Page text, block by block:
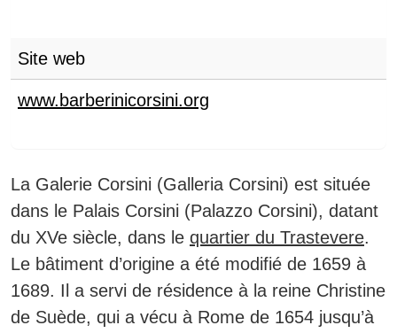
Site web
www.barberinicorsini.org
La Galerie Corsini (Galleria Corsini) est située
dans le Palais Corsini (Palazzo Corsini), datant
du XVe siècle, dans le quartier du Trastevere.
Le bâtiment d’origine a été modifié de 1659 à
1689. Il a servi de résidence à la reine Christine
de Suède, qui a vécu à Rome de 1654 jusqu’à